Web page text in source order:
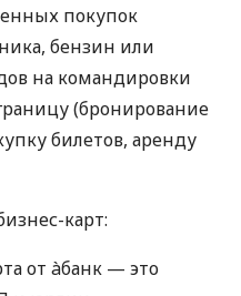
покупок
бензин или
на командировки
(бронирование
билетов, аренду
карт:
от àбанк — это